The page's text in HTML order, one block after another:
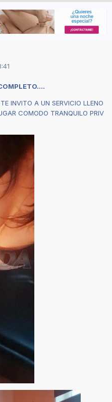
TE INVITO A UN SERVICIO LLENO
COMODO TRANQUILO PRIV